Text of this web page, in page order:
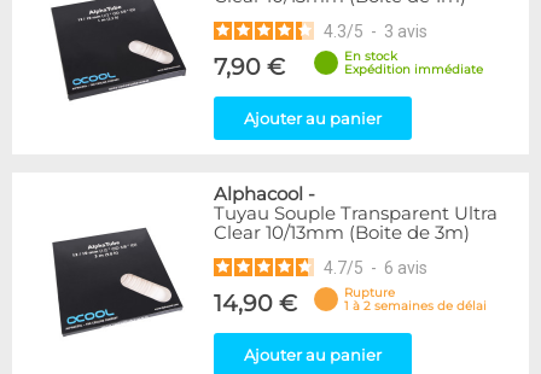
4.3/5 - 3 avis
7,90 €
En stock
Expédition immédiate
Ajouter au panier
Alphacool -
Tuyau Souple Transparent Ultra
Clear 10/13mm (Boite de 3m)
4.7/5 - 6 avis
14,90 €
Rupture
1 à 2 semaines de délai
Ajouter au panier